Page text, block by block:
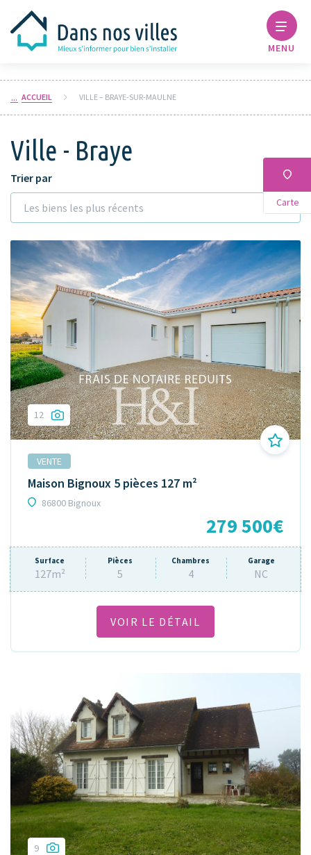
MENU
ACCUEIL VILLE – BRAYE-SUR-MAULNE
Ville - Braye
Carte
Trier par
Les biens les plus récents
12
VENTE
Maison Bignoux 5 pièces 127 m²
86800 Bignoux
279 500€
Surface
127m²
Pièces
5
Chambres
4
Garage
NC
VOIR LE DÉTAIL
9